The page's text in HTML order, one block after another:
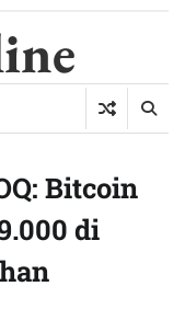
Bitcoin
di